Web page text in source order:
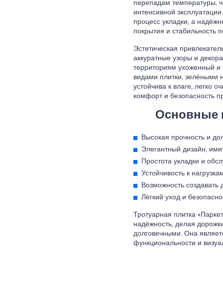
перепадам температуры,
интенсивной
процесс укладки, а
покрытия и стабильность
Эстетическая
аккуратные узоры и
территориям ухоженный и
видами плитки,
устойчива к влаге, легко
комфорт и безопасность
Основные
Высокая прочность и
Элегантный дизайн,
Простота укладки и
Устойчивость к
Возможность
Лёгкий уход и
Тротуарная плитка
надёжность, делая
долговечными. Она
функциональности и